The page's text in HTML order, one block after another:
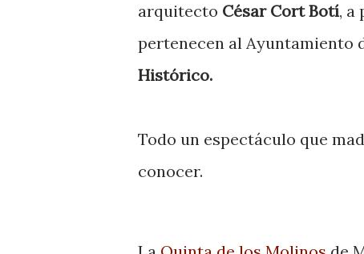
arquitecto César Cort Botí, a
pertenecen al Ayuntamiento
Histórico.
Todo un espectáculo que
conocer.